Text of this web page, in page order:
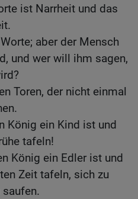
ist Narrheit und das
aber der Mensch
und wer will ihm sagen,
Toren, der nicht einmal
König ein Kind ist und
tafeln!
König ein Edler ist und
Zeit tafeln, sich zu